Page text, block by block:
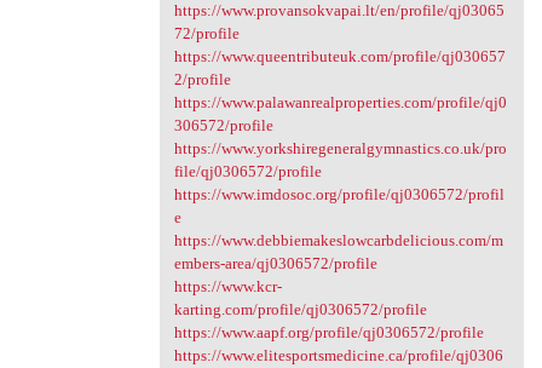
https://www.provansokvapai.lt/en/profile/qj03065
72/profile
https://www.queentributeuk.com/profile/qj030657
2/profile
https://www.palawanrealproperties.com/profile/qj0
306572/profile
https://www.yorkshiregeneralgymnastics.co.uk/pro
file/qj0306572/profile
https://www.imdosoc.org/profile/qj0306572/profil
e
https://www.debbiemakeslowcarbdelicious.com/m
embers-area/qj0306572/profile
https://www.kcr-
karting.com/profile/qj0306572/profile
https://www.aapf.org/profile/qj0306572/profile
https://www.elitesportsmedicine.ca/profile/qj0306